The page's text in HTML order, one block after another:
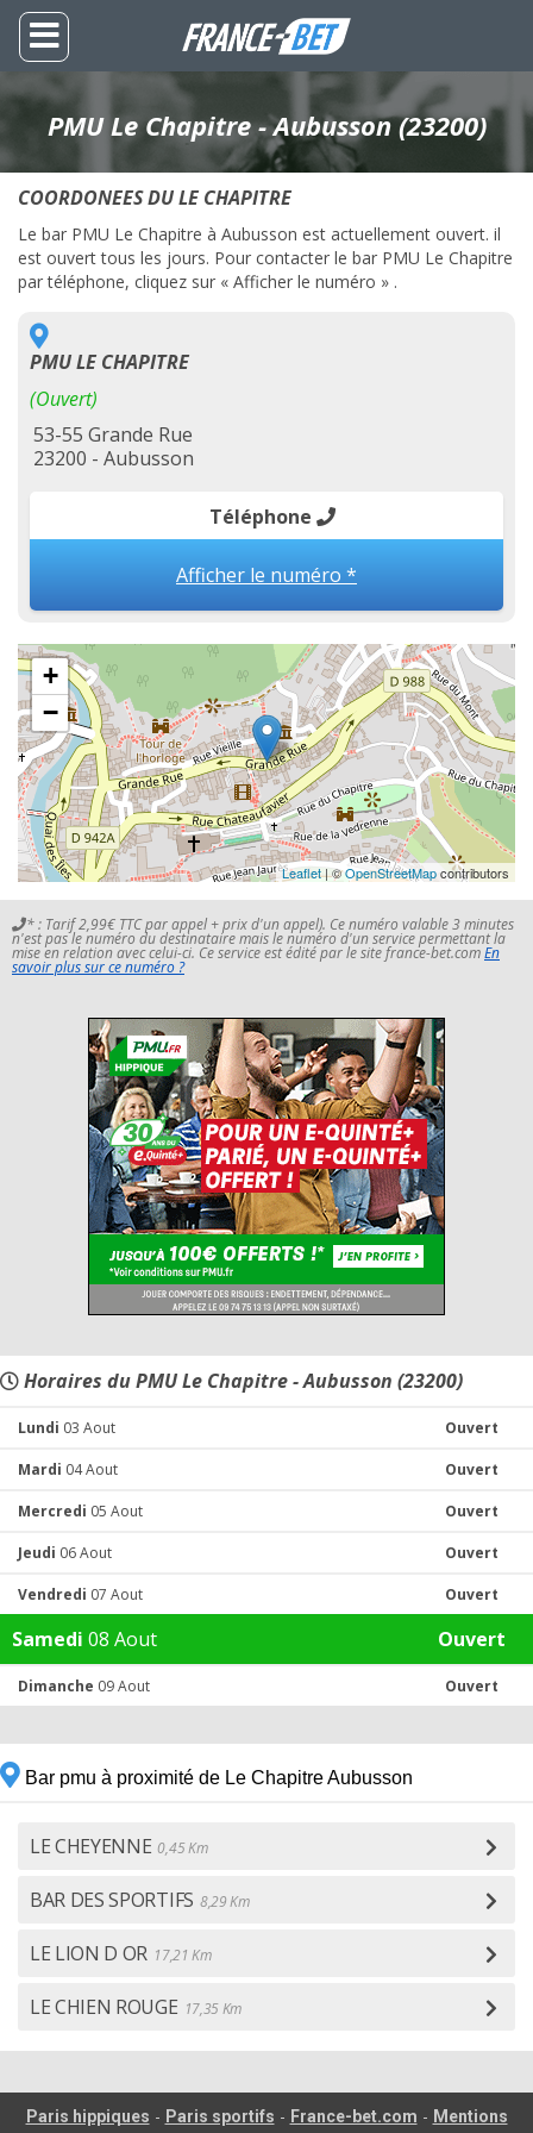
PMU Le Chapitre - Aubusson (23200)
COORDONEES DU LE CHAPITRE
Le bar PMU Le Chapitre à Aubusson est actuellement ouvert. il
est ouvert tous les jours. Pour contacter le bar PMU Le Chapitre
par téléphone, cliquez sur « Afficher le numéro » .
PMU LE CHAPITRE
(Ouvert)
53-55 Grande Rue
23200 - Aubusson
Téléphone
Afficher le numéro *
+
−
Leaflet| ©OpenStreetMapcontributors
* : Tarif 2,99€ TTC par appel + prix d'un appel). Ce numéro valable 3 minutes
n'est pas le numéro du destinataire mais le numéro d'un service permettant la
mise en relation avec celui-ci. Ce service est édité par le site france-bet.comEn
savoir plus sur ce numéro ?
Horaires du PMU Le Chapitre - Aubusson (23200)
Lundi 03 Aout Ouvert
Mardi 04 Aout Ouvert
Mercredi 05 Aout Ouvert
Jeudi 06 Aout Ouvert
Vendredi 07 Aout Ouvert
Samedi 08 Aout Ouvert
Dimanche 09 Aout Ouvert
Bar pmu à proximité de Le Chapitre Aubusson
LE CHEYENNE 0,45 Km
BAR DES SPORTIFS 8,29 Km
LE LION D OR 17,21 Km
LE CHIEN ROUGE 17,35 Km
Paris hippiques - Paris sportifs - France-bet.com - Mentions